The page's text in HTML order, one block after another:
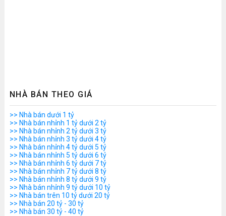
NHÀ BÁN THEO GIÁ
>> Nhà bán dưới 1 tỷ
>> Nhà bán nhỉnh 1 tỷ dưới 2 tỷ
>> Nhà bán nhỉnh 2 tỷ dưới 3 tỷ
>> Nhà bán nhỉnh 3 tỷ dưới 4 tỷ
>> Nhà bán nhỉnh 4 tỷ dưới 5 tỷ
>> Nhà bán nhỉnh 5 tỷ dưới 6 tỷ
>> Nhà bán nhỉnh 6 tỷ dưới 7 tỷ
>> Nhà bán nhỉnh 7 tỷ dưới 8 tỷ
>> Nhà bán nhỉnh 8 tỷ dưới 9 tỷ
>> Nhà bán nhỉnh 9 tỷ dưới 10 tỷ
>> Nhà bán trên 10 tỷ dưới 20 tỷ
>> Nhà bán 20 tỷ - 30 tỷ
>> Nhà bán 30 tỷ - 40 tỷ